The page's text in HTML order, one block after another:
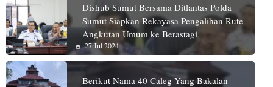
Dishub Sumut Bersama Ditlantas Polda
Sumut Siapkan Rekayasa Pengalihan Rute
Angkutan Umum ke Berastagi
27 Jul 2024
Berikut Nama 40 Caleg Yang Bakalan